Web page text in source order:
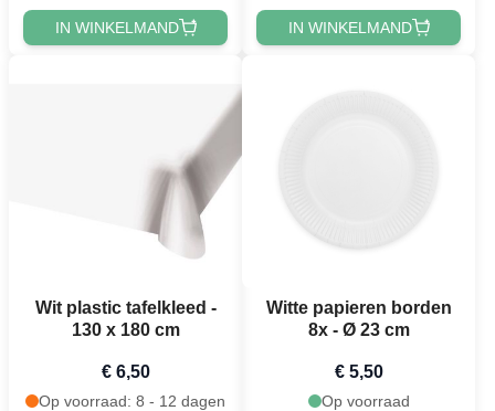
IN WINKELMAND IN WINKELMAND
Wit plastic tafelkleed -
130 x 180 cm
€ 6,50
Op voorraad: 8 - 12 dagen
Witte papieren borden
8x - Ø 23 cm
€ 5,50
Op voorraad